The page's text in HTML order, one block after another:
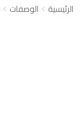
الرئيسية الوصفات